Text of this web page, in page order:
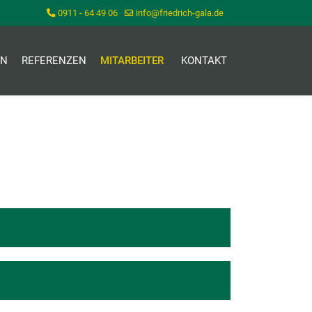
0911 - 64 49 06 info@friedrich-gala.de
REFERENZEN MITARBEITER KONTAKT